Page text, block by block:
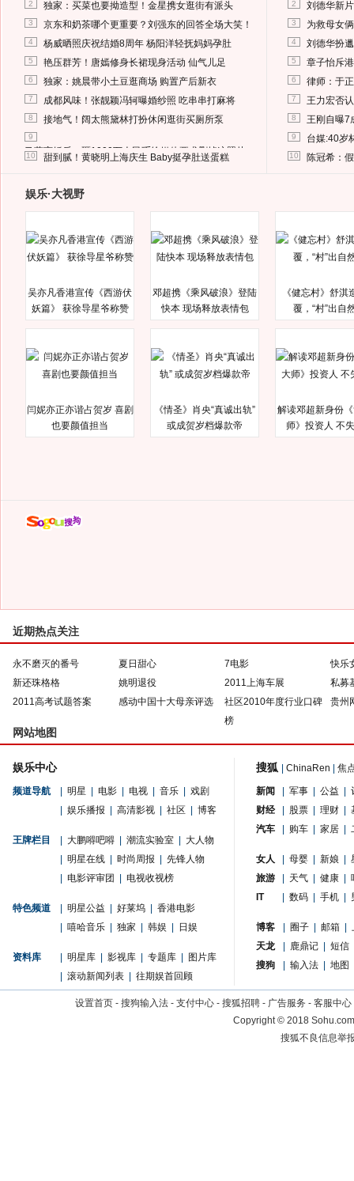
2 独家：买菜也要拗造型！金星携女逛街有派头
3 京东和奶茶哪个更重要？刘强东的回答全场大笑！
4 杨威晒照庆祝结婚8周年 杨阳洋轻抚妈妈孕肚
5 艳压群芳！唐嫣修身长裙现身活动 仙气儿足
6 独家：姚晨带小土豆逛商场 购置产后新衣
7 成都风味！张靓颖冯轲曝婚纱照 吃串串打麻将
8 接地气！阔太熊黛林打扮休闲逛街买厕所泵
9
马蓉离婚后，砸1000万人民币给媒体要求删掉这照片
10 甜到腻！黄晓明上海庆生 Baby挺孕肚送蛋糕
2 刘德华新
3 为救母女
4 刘德华扮
5 章子怡斥
6 律师：于
7 王力宏否
8 王刚自曝7
9 台媒:40岁
10 陈冠希：
娱乐·大视野
吴亦凡香港宣传《西游伏
妖篇》 获徐导星爷称赞
邓超携《乘风破浪》登陆
快本 现场释放表情包
《健忘村》舒淇
覆，“村”出自
闫妮亦正亦谐占贺岁 喜剧
也要颜值担当
《情圣》肖央“真诚出轨”
或成贺岁档爆款帝
解读邓超新身份
师》投资人 不
近期热点关注
永不磨灭的番号 夏日甜心 7电影
快乐
新还珠格格
姚明退役 2011上海车展
私募
2011高考试题答案
感动中国十大母亲评选
社区2010年度行业口碑
榜
贵州
网站地图
娱乐中心
频道导航 明星 电影 电视 音乐
戏剧
娱乐播报 高清影视 社区 博客
王牌栏目 大鹏嘚吧嘚 潮流实验室
大人物
明星在线 时尚周报
先锋人物
电影评审团 电视收视榜
特色频道 明星公益 好莱坞
香港电影
嘻哈音乐 独家 韩娱 日娱
资料库 明星库 影视库 专题库
图片库
滚动新闻列表 往期娱首回顾
搜狐 ChinaRen 焦
新闻 军事 公益
财经
股票 理财
汽车
购车 家居
女人 母婴 新娘
旅游
天气 健康
IT
数码 手机
博客 圈子 邮箱
天龙
鹿鼎记
短信
搜狗
输入法 地图
设置首页 - 搜狗输入法 - 支付中心 - 搜狐招聘 - 广告服务 - 客服中心
Copyright©2018
搜狐不良信息举